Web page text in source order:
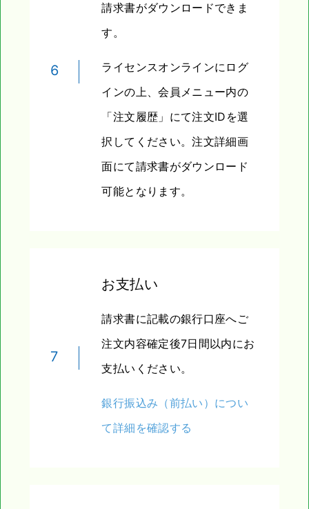
6
請求書がダウンロードできま
す。
ライセンスオンラインにログ
インの上、会員メニュー内の
「注文履歴」にて注文IDを選
択してください。注文詳細画
面にて請求書がダウンロード
可能となります。
7
お支払い
請求書に記載の銀行口座へご
注文内容確定後7日間以内にお
支払いください。
銀行振込み（前払い）につい
て詳細を確認する